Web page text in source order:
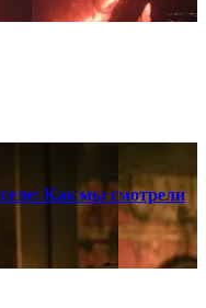
Как мы смотрели